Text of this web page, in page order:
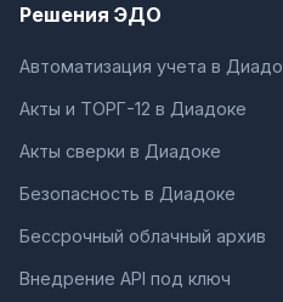
Решения ЭДО
Автоматизация учета в
Акты и ТОРГ-12 в Диадоке
Акты сверки в Диадоке
Безопасность в Диадоке
Бессрочный облачный архив
Внедрение API под ключ